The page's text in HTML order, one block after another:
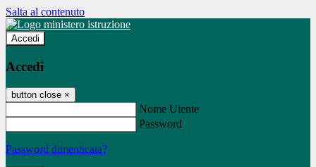
Salta al contenuto
Accedi
Accedi
button close ×
Nome Utente
Password
Password dimenticata?